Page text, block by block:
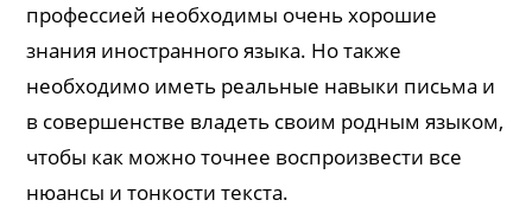
профессией необходимы очень хорошие
знания иностранного языка. Но также
необходимо иметь реальные навыки письма и
в совершенстве владеть своим родным языком,
чтобы как можно точнее воспроизвести все
нюансы и тонкости текста.